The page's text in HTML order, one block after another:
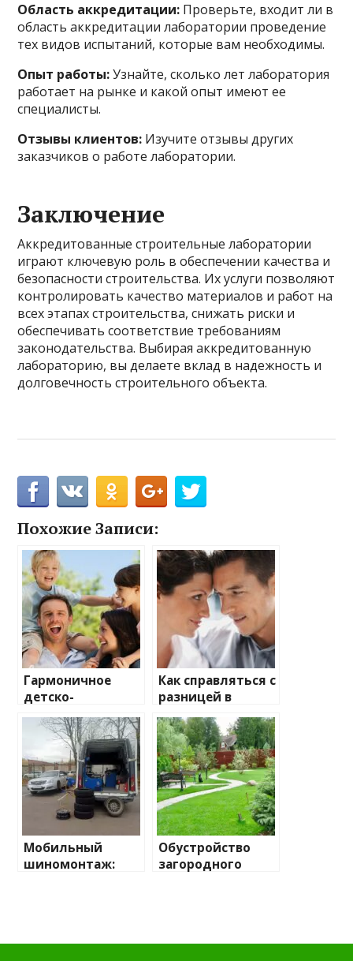
Область аккредитации: Проверьте, входит ли в
область аккредитации лаборатории проведение
тех видов испытаний, которые вам необходимы.
Опыт работы:Узнайте, сколько лет лаборатория
работает на рынке и какой опыт имеют ее
специалисты.
Отзывы клиентов: Изучите отзывы других
заказчиков о работе лаборатории.
Заключение
Аккредитованные строительные лаборатории
играют ключевую роль в обеспечении качества и
безопасности строительства. Их услуги позволяют
контролировать качество материалов и работ на
всех этапах строительства, снижать риски и
обеспечивать соответствие требованиям
законодательства. Выбирая аккредитованную
лабораторию, вы делаете вклад в надежность и
долговечность строительного объекта.
Похожие Записи:
Гармоничное
детско-
родительское
взаимодействие
— секреты и
советы
Как справляться с
разницей в
темпераментах в
отношениях
Мобильный
шиномонтаж:
Обустройство
загородного